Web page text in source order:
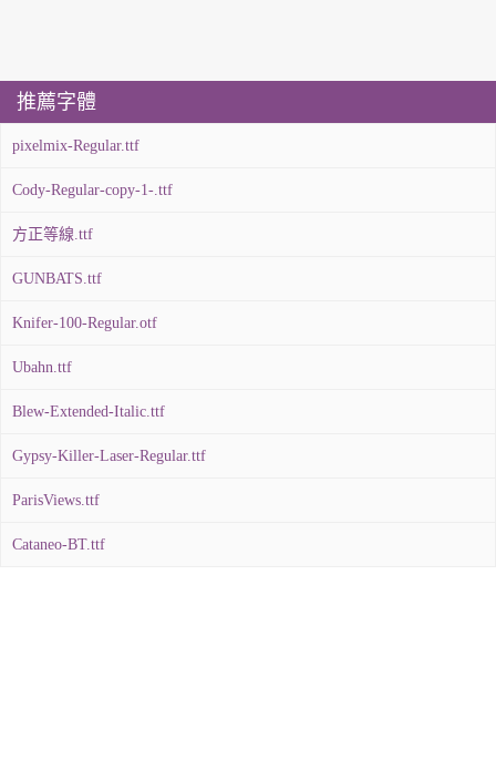
推薦字體
pixelmix-Regular.ttf
Cody-Regular-copy-1-.ttf
方正等線.ttf
GUNBATS.ttf
Knifer-100-Regular.otf
Ubahn.ttf
Blew-Extended-Italic.ttf
Gypsy-Killer-Laser-Regular.ttf
ParisViews.ttf
Cataneo-BT.ttf